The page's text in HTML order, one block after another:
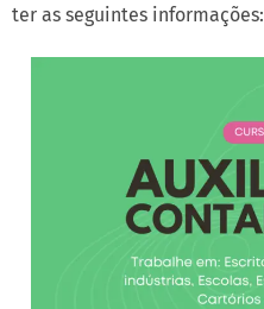
ter as seguintes informações: